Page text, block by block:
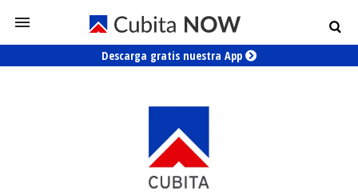
Descarga gratis nuestra App